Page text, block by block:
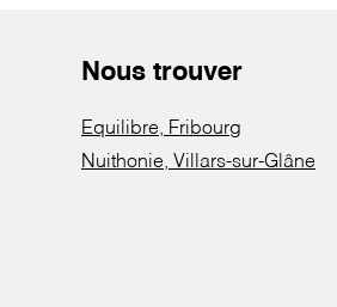
Nous trouver
Equilibre, Fribourg
Nuithonie, Villars-sur-Glâne